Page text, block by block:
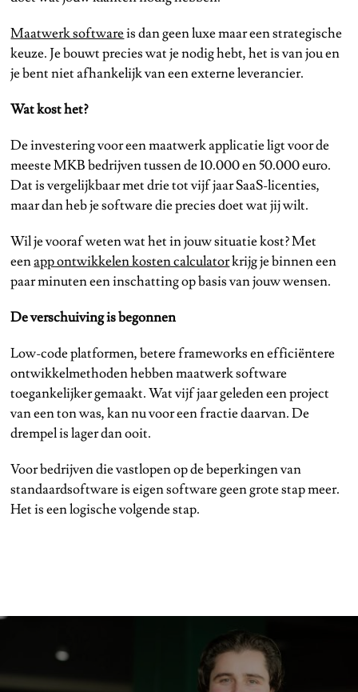
Maatwerk softwareis dan geen luxe maar een strategische
keuze. Je bouwt precies wat je nodig hebt, het is van jou en
je bent niet afhankelijk van een externe leverancier.
Wat kost het?
De investering voor een maatwerk applicatie ligt voor de
meeste MKB bedrijven tussen de 10.000 en 50.000 euro.
Dat is vergelijkbaar met drie tot vijf jaar SaaS-licenties,
maar dan heb je software die precies doet wat jij wilt.
Wil je vooraf weten wat het in jouw situatie kost? Met
eenapp ontwikkelen kosten calculatorkrijg je binnen een
paar minuten een inschatting op basis van jouw wensen.
De verschuiving is begonnen
Low-code platformen, betere frameworks en efficiëntere
ontwikkelmethoden hebben maatwerk software
toegankelijker gemaakt. Wat vijf jaar geleden een project
van een ton was, kan nu voor een fractie daarvan. De
drempel is lager dan ooit.
Voor bedrijven die vastlopen op de beperkingen van
standaardsoftware is eigen software geen grote stap meer.
Het is een logische volgende stap.